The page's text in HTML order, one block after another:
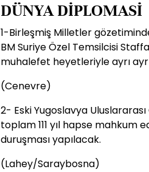
DÜNYA DİPLOMASİ
1-Birleşmiş Milletler
BM Suriye Özel Temsilcisi
muhalefet heyetleriyle ayrı
(Cenevre)
2- Eski Yugoslavya
toplam 111 yıl hapse mahkum
duruşması yapılacak.
(Lahey/Saraybosna)